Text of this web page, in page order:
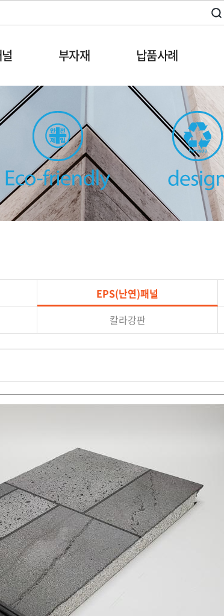
부자재 납품사례
EPS(난연)패널
칼라강판